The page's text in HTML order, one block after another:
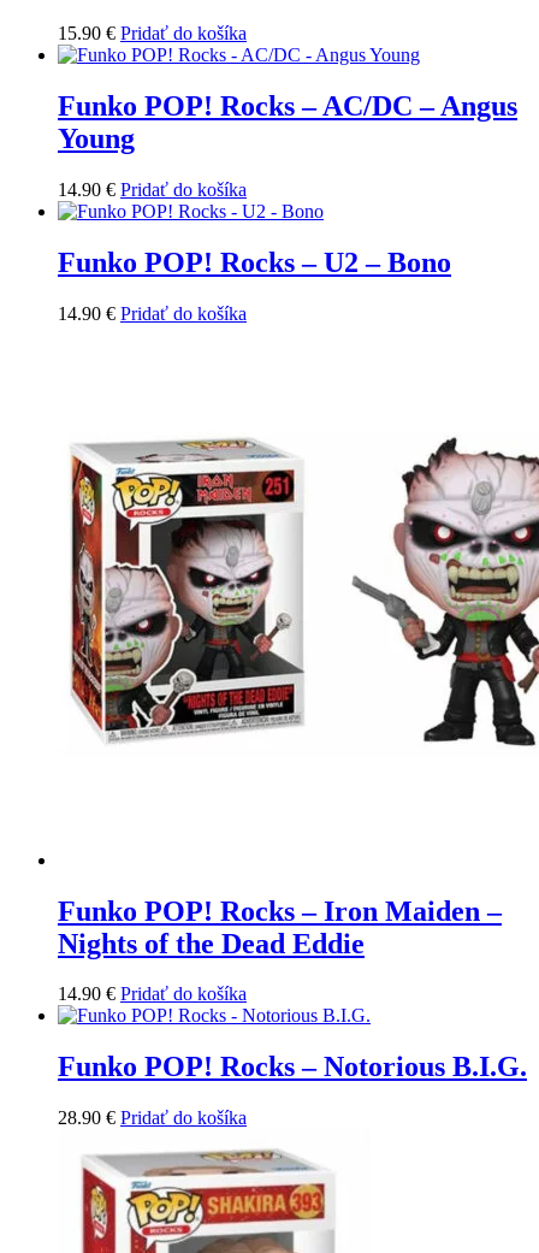
15.90 € Pridať do košíka
Funko POP! Rocks – AC/DC – Angus
Young
14.90 € Pridať do košíka
Funko POP! Rocks – U2 – Bono
14.90 € Pridať do košíka
Funko POP! Rocks – Iron Maiden –
Nights of the Dead Eddie
14.90 € Pridať do košíka
Funko POP! Rocks – Notorious B.I.G.
28.90 € Pridať do košíka